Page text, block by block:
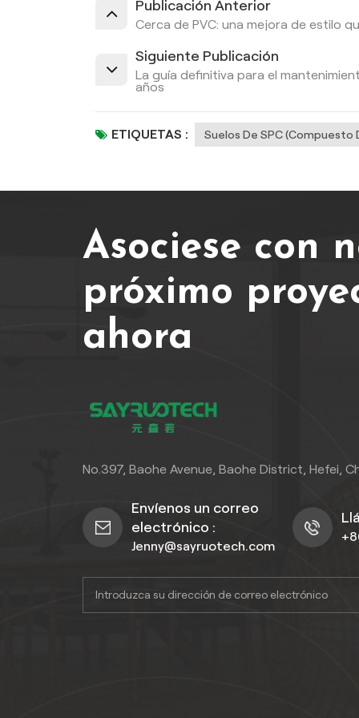
Publicación Anterior
Cerca de PVC: una mejora de estilo
Siguiente Publicación
La guía definitiva para el
años
ETIQUETAS : Suelos De SPC (compuesto
Asociese con
próximo
ahora
No.397, Baohe Avenue, Baohe District, Hefei,
Envíenos un correo
electrónico :
Jenny@sayruotech.com